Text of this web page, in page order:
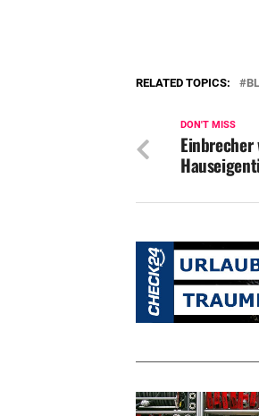
RELATED TOPICS:
DON'T MISS
Einbrecher